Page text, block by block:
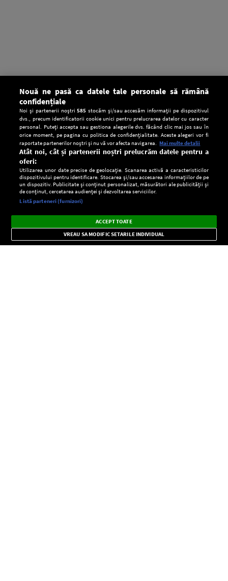
CONFIDENŢIALITATE
Setări:
Dark
Mode
Radio live, podcasturi, știri și alerte
importante.
×
Nouă ne pasă ca datele tale personale să rămână
confidențiale
Noi și partenerii noștri585 stocăm și/sau accesăm informații pe dispozitivul
dvs., precum identificatorii cookie unici pentru prelucrarea datelor cu caracter
personal. Puteți accepta sau gestiona alegerile dvs. făcând clic mai jos sau în
orice moment, pe pagina cu politica de confidențialitate. Aceste alegeri vor fi
raportate partenerilor noștri și nu vă vor afecta navigarea. Mai multe detalii
Atât noi, cât și partenerii noștri prelucrăm datele pentru a
oferi:
Utilizarea unor date precise de geolocație. Scanarea activă a caracteristicilor
dispozitivului pentru identificare. Stocarea și/sau accesarea informațiilor de pe
un dispozitiv. Publicitate și conținut personalizat, măsurători ale publicității și
de conținut, cercetarea audienței și dezvoltarea serviciilor.
Listă parteneri (furnizori)
ACCEPT TOATE
VREAU SA MODIFIC SETARILE INDIVIDUAL